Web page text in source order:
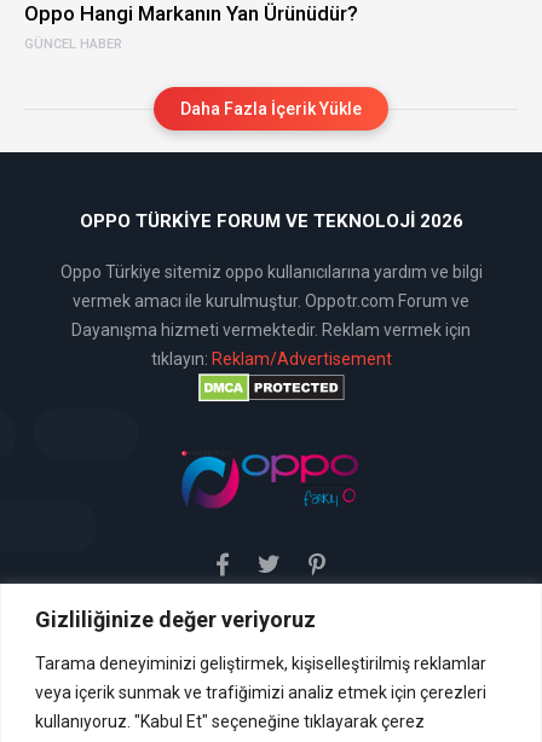
Gizliliğinize değer veriyoruz
Tarama deneyiminizi geliştirmek, kişiselleştirilmiş reklamlar
veya içerik sunmak ve trafiğimizi analiz etmek için çerezleri
kullanıyoruz. "Kabul Et" seçeneğine tıklayarak çerez
GÜNCEL HABER
Oppo Hangi Markanın Yan Ürünüdür?
Daha Fazla İçerik Yükle
OPPO TÜRKIYE FORUM VE TEKNOLOJI 2026
Oppo Türkiye sitemiz oppo kullanıcılarına yardım ve bilgi
vermek amacı ile kurulmuştur. Oppotr.com Forum ve
Dayanışma hizmeti vermektedir. Reklam vermek için
tıklayın: Reklam/Advertisement
Sitemiz uyar / kaldır prensibini benimsemiştir. Sitemiz,
hizmetini vermektedir. Bu yasaya göre, Site yönetimi
hukuka aykırı içerikleri kontrol etme yükümlülüğü yoktur. Bu
nedenle, web sitemiz uyar / kaldır prensibini
benimsemiştir ve kullanmaktadır. (